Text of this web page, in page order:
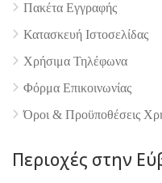
Πακέτα Εγγραφής
Κατασκευή Ιστοσελίδας
Χρήσιμα Τηλέφωνα
Φόρμα Επικοινωνίας
Όροι & Προϋποθέσεις
Περιοχές στην